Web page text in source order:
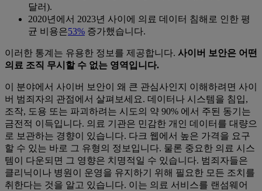
달러).
2020년에서 2023년 사이에 의료 데이터 침해로 인한 평
균 비용은53% 증가했습니다.
이러한 통계는 유용한 정보를 제공합니다. 사이버 보안은 어떤
의료 조직 무시할 수 없는 영역입니다.
이 분야에서 사이버 보안이 왜 큰 관심사인지 이해하려면 사이
버 범죄자의 관점에서 살펴보세요. 데이터나 시스템을 침입,
조작, 도용 또는 파괴하려는 시도의 약 90% 에서 주된 동기는
금전적 이득입니다. 의료 기관은 민감한 개인 데이터를 대량으
로 보관하는 경향이 있습니다. 다크 웹에서 높은 가격을 요구
할 수 있는 바로 그 유형의 정보입니다. 물론 중요한 의료 시스
템이 다운되면 그 영향은 치명적일 수 있습니다. 범죄자들은
클리닉이나 병원이 운영을 유지하기 위해 필요한 모든 조치를
취한다는 것을 알고 있습니다. 이는 의료 서비스를 랜섬웨어